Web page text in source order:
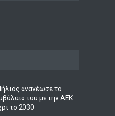
ανανέωσε το
του με την ΑΕΚ
το 2030